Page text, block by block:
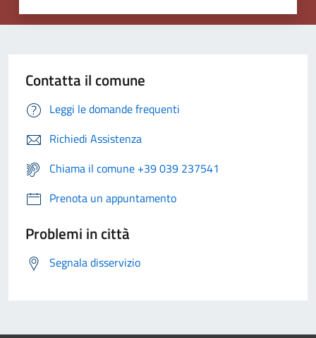
Contatta il comune
Leggi le domande frequenti
Richiedi Assistenza
Chiama il comune +39 039 237541
Prenota un appuntamento
Problemi in città
Segnala disservizio